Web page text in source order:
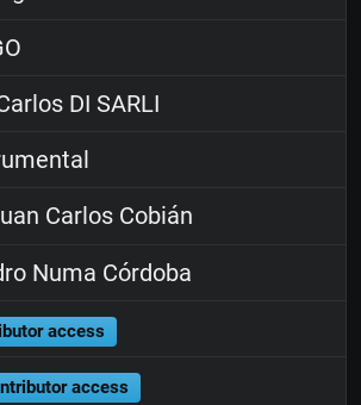
DI SARLI
Carlos Cobián
Numa Córdoba
access
access